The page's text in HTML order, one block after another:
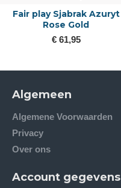
Fair play Sjabrak Azuryt
Rose Gold
€ 61,95
Algemeen
Algemene Voorwaarden
Privacy
Over ons
Account gegevens